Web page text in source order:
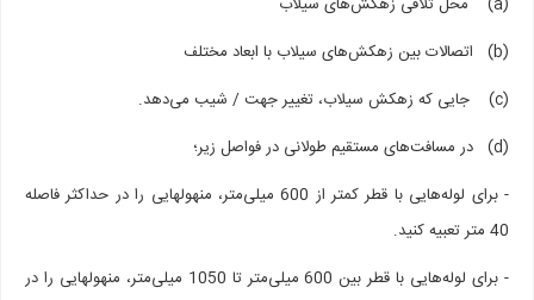
- برای لوله‌هایی با قطر کمتر از 600 میلی‌متر، منهول­هایی را در حداکثر فاصله
40 متر تعبیه کنید.
- برای لوله‌هایی با قطر بین 600 میلی‌متر تا 1050 میلی‌متر، منهول­هایی را در